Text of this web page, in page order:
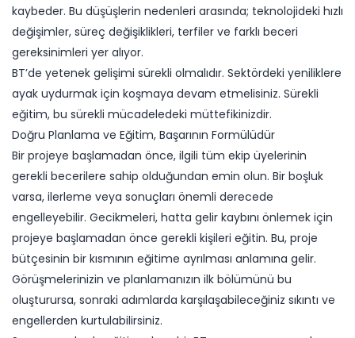
kaybeder. Bu düşüşlerin nedenleri arasında; teknolojideki hızlı
değişimler, süreç değişiklikleri, terfiler ve farklı beceri
gereksinimleri yer alıyor.
BT’de yetenek gelişimi sürekli olmalıdır. Sektördeki yeniliklere
ayak uydurmak için koşmaya devam etmelisiniz. Sürekli
eğitim, bu sürekli mücadeledeki müttefikinizdir.
Doğru Planlama ve Eğitim, Başarının Formülüdür
Bir projeye başlamadan önce, ilgili tüm ekip üyelerinin
gerekli becerilere sahip olduğundan emin olun. Bir boşluk
varsa, ilerleme veya sonuçları önemli derecede
engelleyebilir. Gecikmeleri, hatta gelir kaybını önlemek için
projeye başlamadan önce gerekli kişileri eğitin. Bu, proje
bütçesinin bir kısmının eğitime ayrılması anlamına gelir.
Görüşmelerinizin ve planlamanızın ilk bölümünü bu
oluşturursa, sonraki adımlarda karşılaşabileceğiniz sıkıntı ve
engellerden kurtulabilirsiniz.